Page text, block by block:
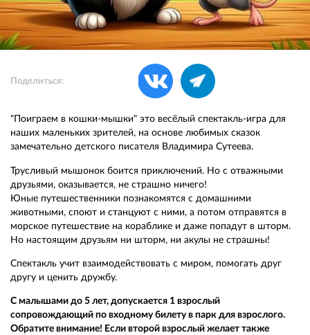
Поделиться:
"Поиграем в кошки-мышки" это весёлый спектакль-игра для
наших маленьких зрителей, на основе любимых сказок
замечательно детского писателя Владимира Сутеева.
Трусливый мышонок боится приключений. Но с отважными
друзьями, оказывается, не страшно ничего!
Юные путешественники познакомятся с домашними
животными, споют и станцуют с ними, а потом отправятся в
морское путешествие на кораблике и даже попадут в шторм.
Но настоящим друзьям ни шторм, ни акулы не страшны!
Спектакль учит взаимодействовать с миром, помогать друг
другу и ценить дружбу.
С малышами до 5 лет, допускается 1 взрослый
сопровождающий по входному билету в парк для взрослого.
Обратите внимание! Если второй взрослый желает также